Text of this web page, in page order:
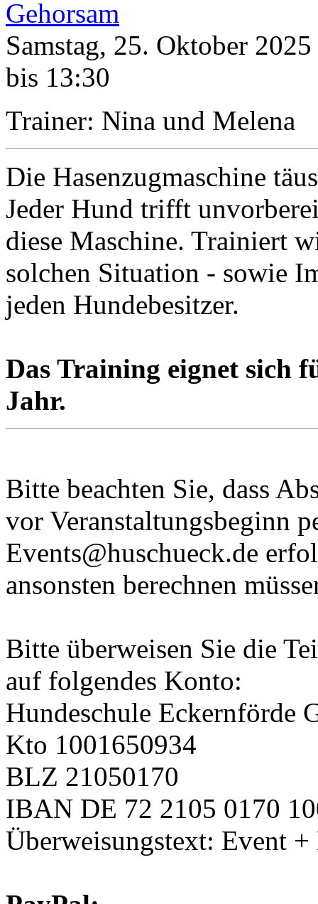
Gehorsam
Samstag, 25. Oktober
bis 13:30
Trainer: Nina und Melena
Die Hasenzugmaschine
Jeder Hund trifft
diese Maschine. Trainiert
solchen Situation - sowie
jeden Hundebesitzer.
Das Training eignet sich
Jahr.
Bitte beachten Sie, dass
vor Veranstaltungsbeginn
Events@huschueck.de
ansonsten berechnen
Bitte überweisen Sie die
auf folgendes Konto:
Hundeschule Eckernförde
Kto 1001650934
BLZ 21050170
IBAN DE 72 2105 0170
Überweisungstext: Event